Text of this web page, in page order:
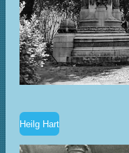
Heilg Hart